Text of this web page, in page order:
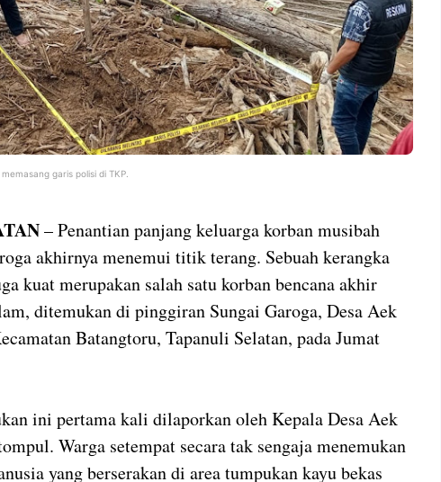
garis polisi di TKP.
– Penantian panjang keluarga korban musibah
akhirnya menemui titik terang. Sebuah kerangka
kuat merupakan salah satu korban bencana akhir
ditemukan di pinggiran Sungai Garoga, Desa Aek
Batangtoru, Tapanuli Selatan, pada Jumat
ini pertama kali dilaporkan oleh Kepala Desa Aek
Warga setempat secara tak sengaja menemukan
yang berserakan di area tumpukan kayu bekas